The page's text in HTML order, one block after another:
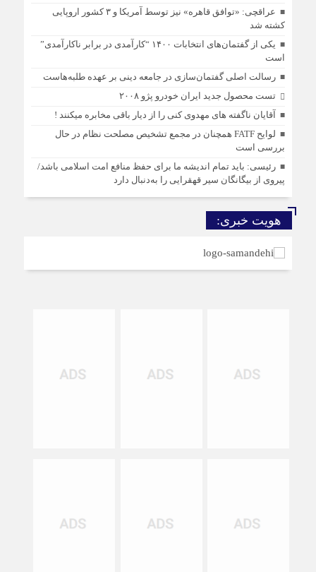
عراقچی: «توافق قاهره» نیز توسط آمریکا و ۳ کشور اروپایی
کشته شد
یکی از گفتمان‌های انتخابات ۱۴۰۰ “کارآمدی در برابر ناکارآمدی”
است
رسالت اصلی گفتمان‌سازی در جامعه دینی بر عهده طلبه‌هاست
تست محصول جدید ایران خودرو پژو ۲۰۰۸
آقایان ناگفته های مهدوی کنی را از دیار باقی مخابره میکنند !
لوایح FATF همچنان در مجمع تشخیص مصلحت نظام در حال
بررسی است
رئیسی: باید تمام اندیشه ما برای حفظ منافع امت اسلامی باشد/
پیروی از بیگانگان سیر قهقرایی را به‌دنبال دارد
هویت خبری: